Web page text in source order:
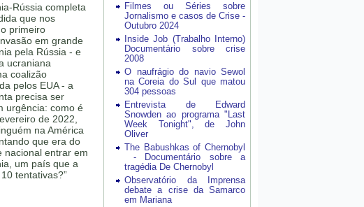
Rússia completa
que nos
primeiro
em grande
pela Rússia - e
ucraniana
coalizão
pelos EUA - a
precisa ser
urgência: como é
de 2022,
na América
que era do
nacional entrar em
um país que a
tentativas?”
Filmes ou Séries sobre
Jornalismo e casos de Crise -
Outubro 2024
Inside Job (Trabalho Interno)
Documentário sobre crise
2008
O naufrágio do navio Sewol
na Coreia do Sul que matou
304 pessoas
Entrevista de Edward
Snowden ao programa "Last
Week Tonight", de John
Oliver
The Babushkas of Chernobyl
- Documentário sobre a
tragédia De Chernobyl
Observatório da Imprensa
debate a crise da Samarco
em Mariana